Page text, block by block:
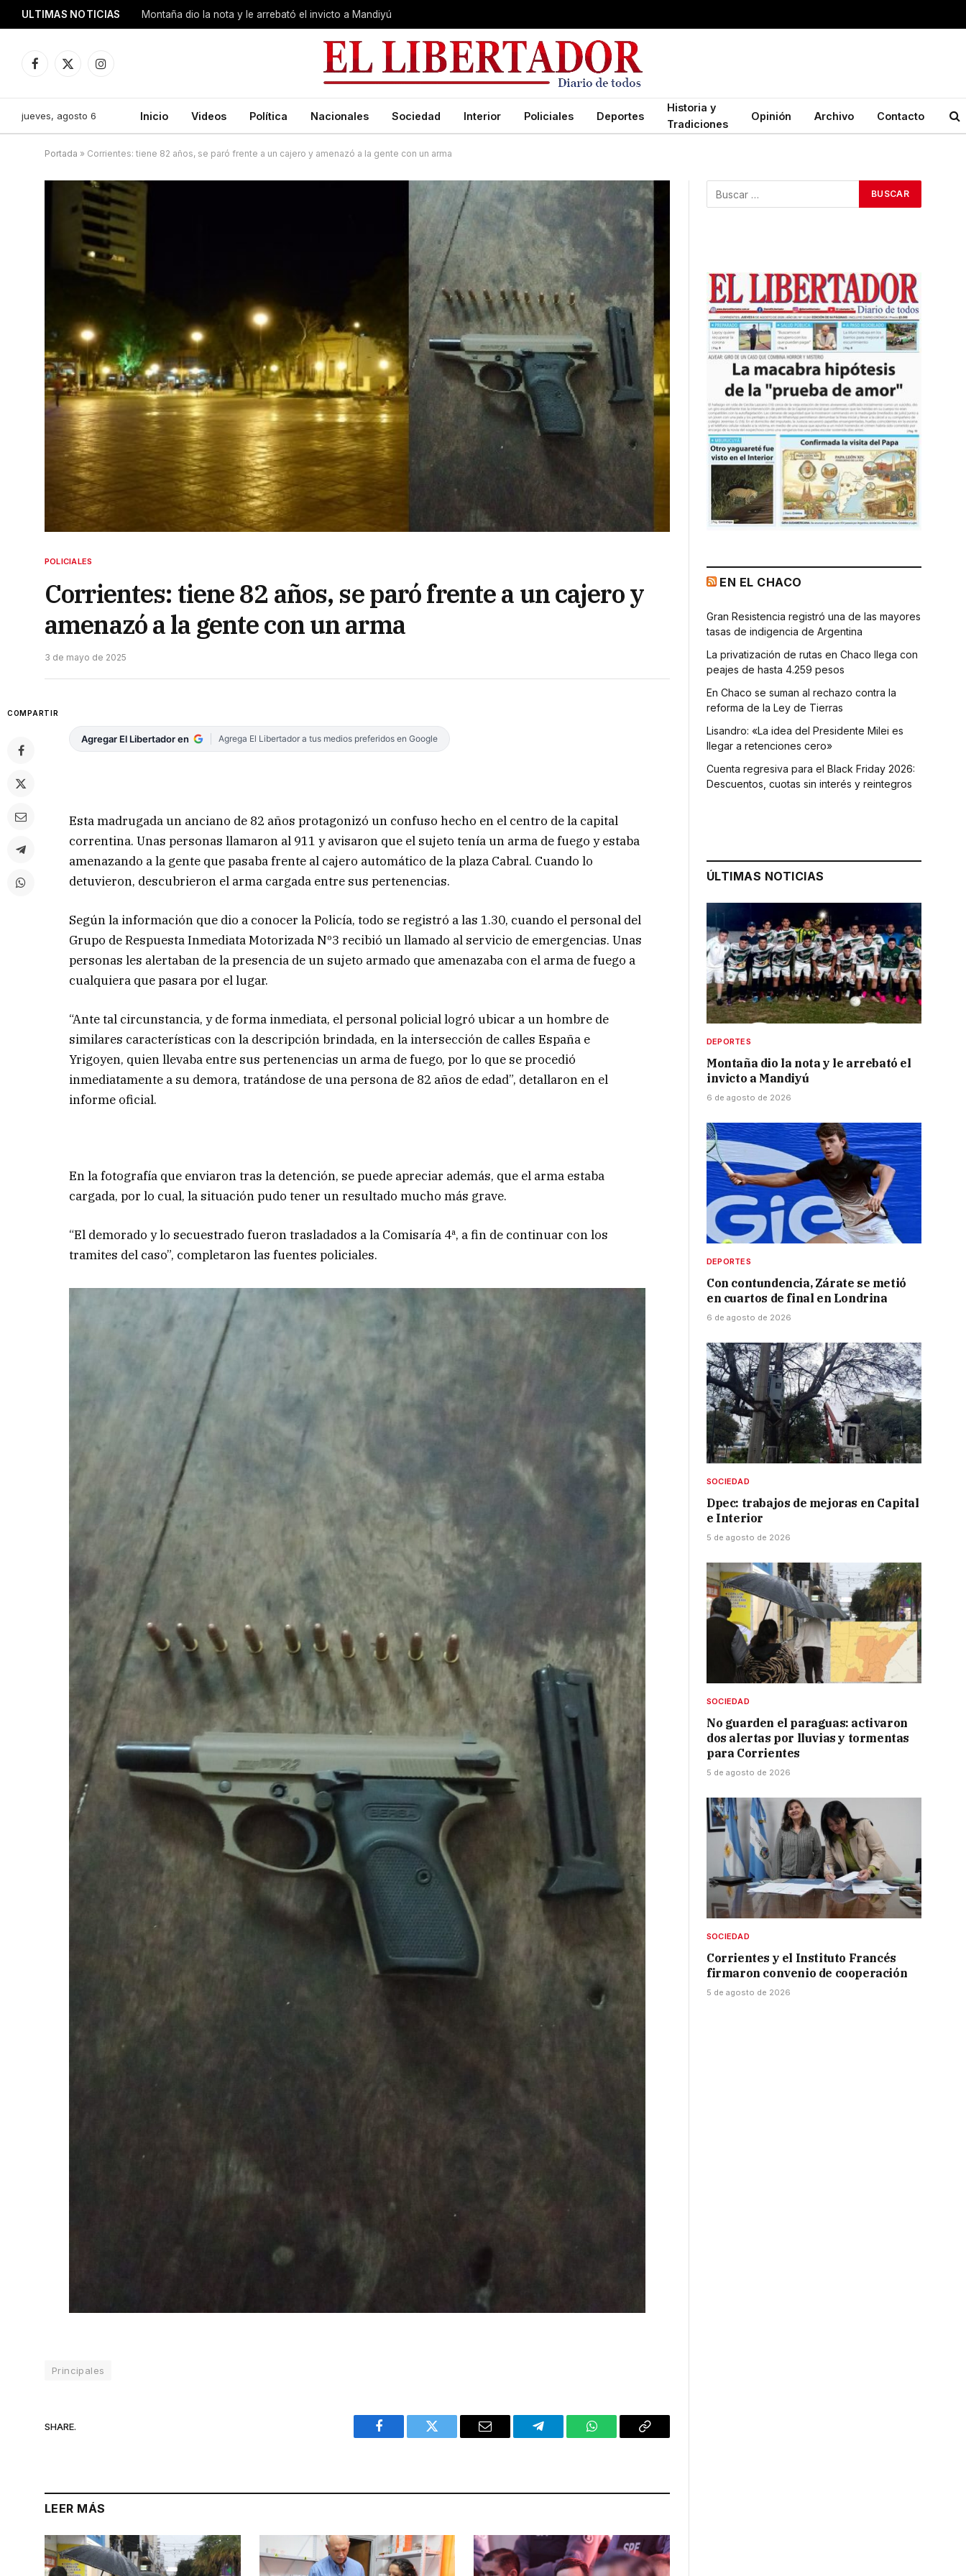
ULTIMAS NOTICIAS Montaña dio la nota y le arrebató el invicto a Mandiyú
Facebook
X
Instagram
jueves, agosto 6 Inicio Videos Política Nacionales Sociedad Interior Policiales Deportes
Historia y
Tradiciones
Opinión Archivo Contacto
Portada » Corrientes: tiene 82 años, se paró frente a un cajero y amenazó a la gente con un arma
POLICIALES
Corrientes: tiene 82 años, se paró frente a un cajero y
amenazó a la gente con un arma
3 de mayo de 2025
COMPARTIR
Agregar El Libertador en Agrega El Libertador a tus medios preferidos en Google
Esta madrugada un anciano de 82 años protagonizó un confuso hecho en el centro de la capital
correntina. Unas personas llamaron al 911 y avisaron que el sujeto tenía un arma de fuego y estaba
amenazando a la gente que pasaba frente al cajero automático de la plaza Cabral. Cuando lo
detuvieron, descubrieron el arma cargada entre sus pertenencias.
Según la información que dio a conocer la Policía, todo se registró a las 1.30, cuando el personal del
Grupo de Respuesta Inmediata Motorizada Nº3 recibió un llamado al servicio de emergencias. Unas
personas les alertaban de la presencia de un sujeto armado que amenazaba con el arma de fuego a
cualquiera que pasara por el lugar.
“Ante tal circunstancia, y de forma inmediata, el personal policial logró ubicar a un hombre de
similares características con la descripción brindada, en la intersección de calles España e
Yrigoyen, quien llevaba entre sus pertenencias un arma de fuego, por lo que se procedió
inmediatamente a su demora, tratándose de una persona de 82 años de edad”, detallaron en el
informe oficial.
En la fotografía que enviaron tras la detención, se puede apreciar además, que el arma estaba
cargada, por lo cual, la situación pudo tener un resultado mucho más grave.
“El demorado y lo secuestrado fueron trasladados a la Comisaría 4ª, a fin de continuar con los
tramites del caso”, completaron las fuentes policiales.
Principales
SHARE.
Facebook Twitter Email Telegram WhatsAppCopy
LEER MÁS
EN EL CHACO
Gran Resistencia registró una de las mayores
tasas de indigencia de Argentina
La privatización de rutas en Chaco llega con
peajes de hasta 4.259 pesos
En Chaco se suman al rechazo contra la
reforma de la Ley de Tierras
Lisandro: «La idea del Presidente Milei es
llegar a retenciones cero»
Cuenta regresiva para el Black Friday 2026:
Descuentos, cuotas sin interés y reintegros
ÚLTIMAS NOTICIAS
DEPORTES
Montaña dio la nota y le arrebató el
invicto a Mandiyú
6 de agosto de 2026
DEPORTES
Con contundencia, Zárate se metió
en cuartos de final en Londrina
6 de agosto de 2026
SOCIEDAD
Dpec: trabajos de mejoras en Capital
e Interior
5 de agosto de 2026
SOCIEDAD
No guarden el paraguas: activaron
dos alertas por lluvias y tormentas
para Corrientes
5 de agosto de 2026
SOCIEDAD
Corrientes y el Instituto Francés
firmaron convenio de cooperación
5 de agosto de 2026